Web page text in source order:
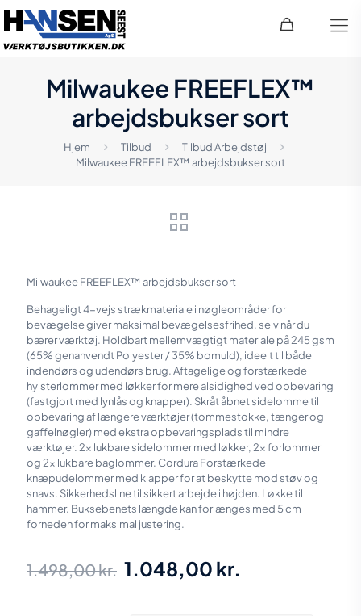
Milwaukee FREEFLEX™
arbejdsbukser sort
Hjem Tilbud
Tilbud Arbejdstøj
Milwaukee FREEFLEX™ arbejdsbukser sort
Milwaukee FREEFLEX™ arbejdsbukser sort
Behageligt 4-vejs strækmateriale i nøgleområder for
bevægelse giver maksimal bevægelsesfrihed, selv når du
bærer værktøj. Holdbart mellemvægtigt materiale på 245 gsm
(65% genanvendt Polyester / 35% bomuld), ideelt til både
indendørs og udendørs brug. Aftagelige og forstærkede
hylsterlommer med løkker for mere alsidighed ved opbevaring
(fastgjort med lynlås og knapper). Skråt åbnet sidelomme til
opbevaring af længere værktøjer (tommestokke, tænger og
gaffelnøgler) med ekstra opbevaringsplads til mindre
værktøjer. 2x lukbare sidelommer med løkker, 2x forlommer
og 2x lukbare baglommer. Cordura Forstærkede
knæpudelommer med klapper for at beskytte mod støv og
snavs. Sikkerhedsline til sikkert arbejde i højden. Løkke til
hammer. Buksebenets længde kan forlænges med 5 cm
forneden for maksimal justering.
1.498,00kr. Den
1.048,00 kr.